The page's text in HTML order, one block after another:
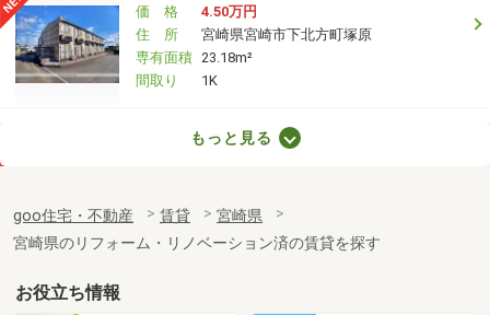
価 格
4.50万円
住 所
宮崎県宮崎市下北方町塚原
専有面積 23.18m²
間取り
1K
専有面積
19.87m²
間取り
1K
宮崎県宮崎市下北方町塚原
もっと見る
goo住宅・不動産 賃貸
宮崎県
宮崎県のリフォーム・リノベーション済の賃貸を探す
お役立ち情報